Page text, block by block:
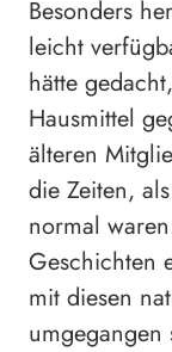
Besonders
leicht
hätte
Hausmittel
älteren
die Zeiten,
normal
Geschichten
mit diesen
umgegangen